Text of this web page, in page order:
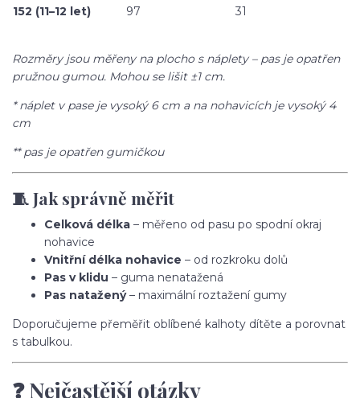
152 (11–12 let)
97 31
Rozměry jsou měřeny na plocho s náplety – pas je opatřen
pružnou gumou. Mohou se lišit ±1 cm.
* náplet v pase je vysoký 6 cm a na nohavicích je vysoký 4
cm
** pas je opatřen gumičkou
🧵 Jak správně měřit
Celková délka – měřeno od pasu po spodní okraj
nohavice
Vnitřní délka nohavice – od rozkroku dolů
Pas v klidu – guma nenatažená
Pas natažený– maximální roztažení gumy
Doporučujeme přeměřit oblíbené kalhoty dítěte a porovnat
s tabulkou.
❓ Nejčastější otázky